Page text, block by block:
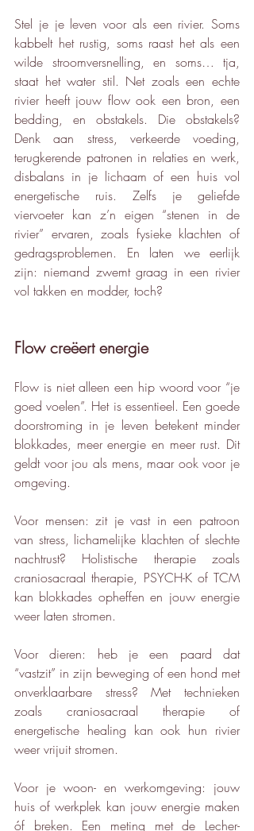
Stel je je leven voor als een rivier. Soms
kabbelt het rustig, soms raast het als een
wilde stroomversnelling, en soms… tja,
staat het water stil. Net zoals een echte
rivier heeft jouw flow ook een bron, een
bedding, en obstakels. Die obstakels?
Denk aan stress, verkeerde voeding,
terugkerende patronen in relaties en werk,
disbalans in je lichaam of een huis vol
energetische ruis. Zelfs je geliefde
viervoeter kan z’n eigen “stenen in de
rivier” ervaren, zoals fysieke klachten of
gedragsproblemen. En laten we eerlijk
zijn: niemand zwemt graag in een rivier
vol takken en modder, toch?
Flow creëert energie
Flow is niet alleen een hip woord voor “je
goed voelen”. Het is essentieel. Een goede
doorstroming in je leven betekent minder
blokkades, meer energie en meer rust. Dit
geldt voor jou als mens, maar ook voor je
omgeving.
Voor mensen: zit je vast in een patroon
van stress, lichamelijke klachten of slechte
nachtrust? Holistische therapie zoals
craniosacraal therapie, PSYCH-K of TCM
kan blokkades opheffen en jouw energie
weer laten stromen.
Voor dieren: heb je een paard dat
“vastzit” in zijn beweging of een hond met
onverklaarbare stress? Met technieken
zoals craniosacraal therapie of
energetische healing kan ook hun rivier
weer vrijuit stromen.
Voor je woon- en werkomgeving: jouw
huis of werkplek kan jouw energie maken
óf breken. Een meting met de Lecher-